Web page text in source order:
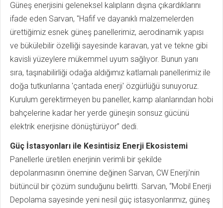
Güneş enerjisini geleneksel kalıpların dışına çıkardıklarını
ifade eden Sarvan, "Hafif ve dayanıklı malzemelerden
ürettiğimiz esnek güneş panellerimiz, aerodinamik yapısı
ve bükülebilir özelliği sayesinde karavan, yat ve tekne gibi
kavisli yüzeylere mükemmel uyum sağlıyor. Bunun yanı
sıra, taşınabilirliği odağa aldığımız katlamalı panellerimiz ile
doğa tutkunlarına 'çantada enerji' özgürlüğü sunuyoruz.
Kurulum gerektirmeyen bu paneller, kamp alanlarından hobi
bahçelerine kadar her yerde güneşin sonsuz gücünü
elektrik enerjisine dönüştürüyor” dedi.
Güç İstasyonları ile Kesintisiz Enerji Ekosistemi
Panellerle üretilen enerjinin verimli bir şekilde
depolanmasının önemine değinen Sarvan, CW Enerji’nin
bütüncül bir çözüm sunduğunu belirtti. Sarvan, “Mobil Enerji
Depolama sayesinde yeni nesil güç istasyonlarımız, güneş